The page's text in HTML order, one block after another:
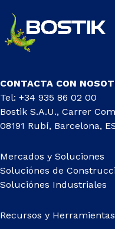
CONTACTA CON
Tel: +34 935 86 02 00
Bostik S.A.U., Carrer
08191 Rubí, Barcelona,
Mercados y Soluciones
Soluciónes de
Soluciónes Industriales
Recursos y Herramientas